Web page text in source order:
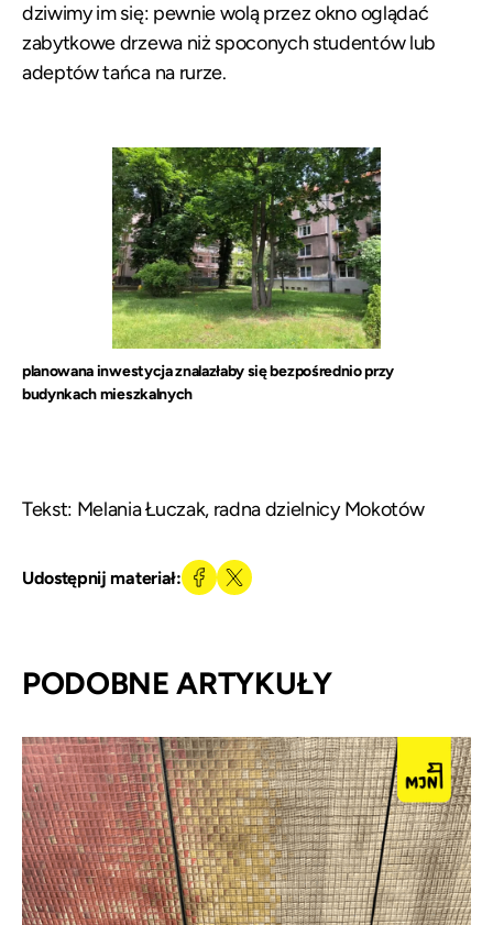
dziwimy im się: pewnie wolą przez okno oglądać
zabytkowe drzewa niż spoconych studentów lub
adeptów tańca na rurze.
planowana inwestycja znalazłaby się bezpośrednio przy
budynkach mieszkalnych
Tekst: Melania Łuczak, radna dzielnicy Mokotów
Udostępnij materiał:
PODOBNE ARTYKUŁY